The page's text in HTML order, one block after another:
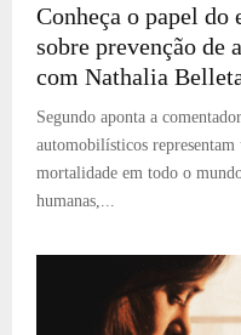
Conheça o papel do
sobre prevenção de
com Nathalia
Segundo aponta a
automobilísticos representam
mortalidade em todo o
humanas,...